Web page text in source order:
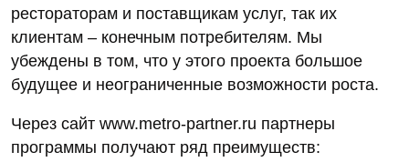
рестораторам и поставщикам услуг, так их
клиентам – конечным потребителям. Мы
убеждены в том, что у этого проекта большое
будущее и неограниченные возможности роста.
Через сайт www.metro-partner.ru партнеры
программы получают ряд преимуществ: